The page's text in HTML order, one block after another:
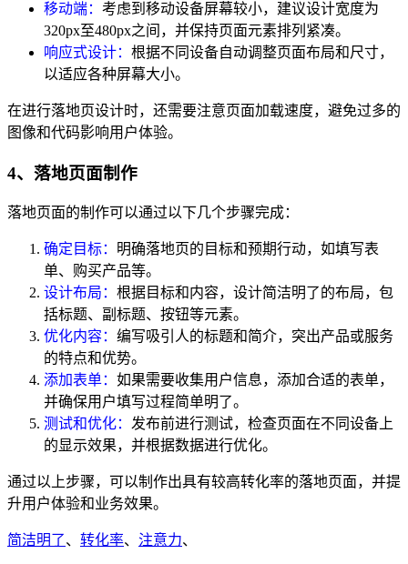
移动端： 考虑到移动设备屏幕较小，建议设计宽度为
320px至480px之间，并保持页面元素排列紧凑。
响应式设计： 根据不同设备自动调整页面布局和尺寸，
以适应各种屏幕大小。
在进行落地页设计时，还需要注意页面加载速度，避免过多的
图像和代码影响用户体验。
4、落地页面制作
落地页面的制作可以通过以下几个步骤完成：
确定目标： 明确落地页的目标和预期行动，如填写表
单、购买产品等。
设计布局： 根据目标和内容，设计简洁明了的布局，包
括标题、副标题、按钮等元素。
优化内容： 编写吸引人的标题和简介，突出产品或服务
的特点和优势。
添加表单： 如果需要收集用户信息，添加合适的表单，
并确保用户填写过程简单明了。
测试和优化： 发布前进行测试，检查页面在不同设备上
的显示效果，并根据数据进行优化。
通过以上步骤，可以制作出具有较高转化率的落地页面，并提
升用户体验和业务效果。
简洁明了、 转化率、 注意力、